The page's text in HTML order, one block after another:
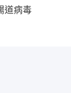
道病毒